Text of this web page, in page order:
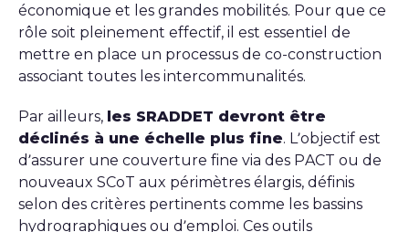
économique et les grandes mobilités. Pour que ce
rôle soit pleinement effectif, il est essentiel de
mettre en place un processus de co-construction
associant toutes les intercommunalités.
Par ailleurs, les SRADDET devront être
déclinés à une échelle plus fine. L’objectif est
d’assurer une couverture fine via des PACT ou de
nouveaux SCoT aux périmètres élargis, définis
selon des critères pertinents comme les bassins
hydrographiques ou d’emploi. Ces outils